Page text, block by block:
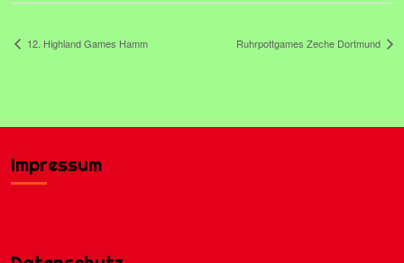
12. Highland Games Hamm Ruhrpottgames Zeche Dortmund
Impressum